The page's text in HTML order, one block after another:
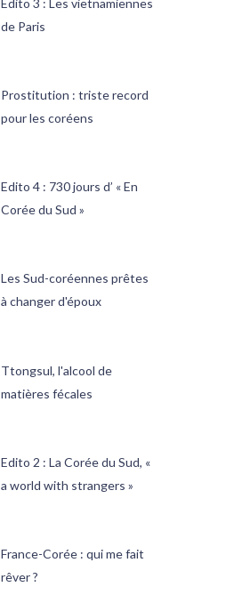
de Paris
Prostitution : triste record
pour les coréens
Edito 4 : 730 jours d’ « En
Corée du Sud »
Les Sud-coréennes prêtes
à changer d'époux
Ttongsul, l'alcool de
matières fécales
Edito 2 : La Corée du Sud, «
a world with strangers »
France-Corée : qui me fait
rêver ?